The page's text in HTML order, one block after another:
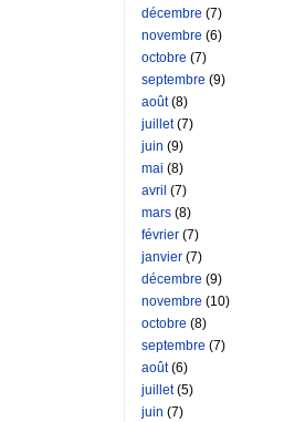
décembre (7)
novembre (6)
octobre (7)
septembre (9)
août(8)
juillet(7)
juin (9)
mai (8)
avril (7)
mars (8)
février (7)
janvier (7)
décembre (9)
novembre (10)
octobre (8)
septembre (7)
août(6)
juillet(5)
juin (7)